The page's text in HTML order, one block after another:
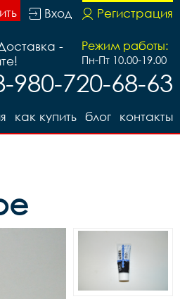
Регистрация
Вход
Режим работы:
Пн-Пт 10.00-19.00
-
980-720-68-63
контакты
блог
как купить